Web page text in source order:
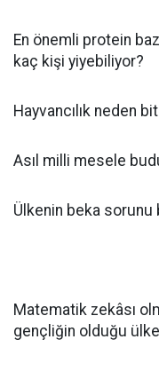
En önemli protein
kaç kişi yiyebiliyor?
Hayvancılık neden
Asıl milli mesele
Ülkenin beka sorunu
Matematik zekâsı
gençliğin olduğu